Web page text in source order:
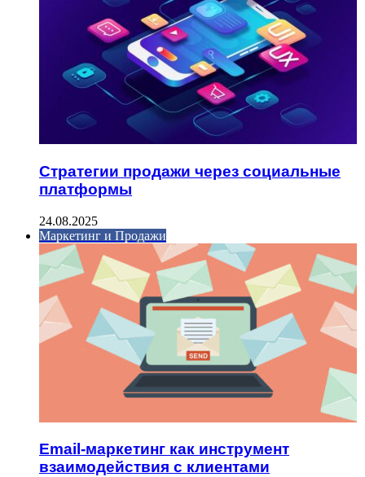
Стратегии продажи через социальные
платформы
24.08.2025
Маркетинг и Продажи
Email-маркетинг как инструмент
взаимодействия с клиентами